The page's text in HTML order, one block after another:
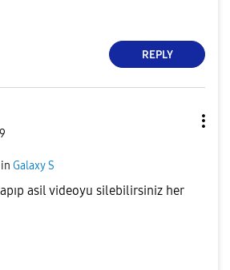
REPLY
in Galaxy S
asil videoyu silebilirsiniz her